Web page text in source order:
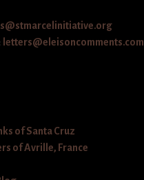
letters@eleisoncomments.com
of Santa Cruz
of Avrille, France